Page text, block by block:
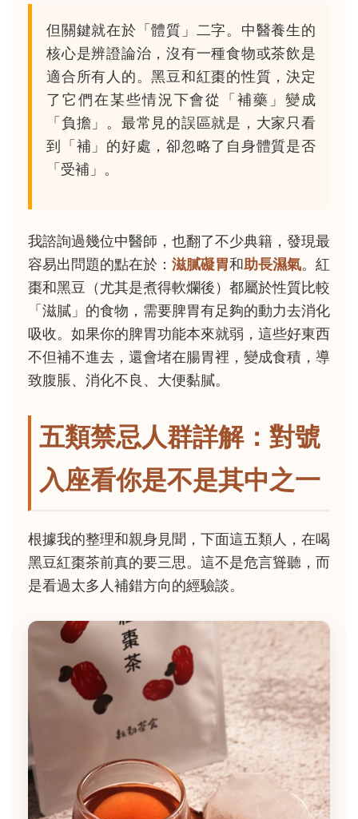
但關鍵就在於「體質」二字。中醫養生的
核心是辨證論治，沒有一種食物或茶飲是
適合所有人的。黑豆和紅棗的性質，決定
了它們在某些情況下會從「補藥」變成
「負擔」。最常見的誤區就是，大家只看
到「補」的好處，卻忽略了自身體質是否
「受補」。
我諮詢過幾位中醫師，也翻了不少典籍，發現最
容易出問題的點在於： 滋膩礙胃和助長濕氣。紅
棗和黑豆（尤其是煮得軟爛後）都屬於性質比較
「滋膩」的食物，需要脾胃有足夠的動力去消化
吸收。如果你的脾胃功能本來就弱，這些好東西
不但補不進去，還會堵在腸胃裡，變成食積，導
致腹脹、消化不良、大便黏膩。
五類禁忌人群詳解：對號
入座看你是不是其中之一
根據我的整理和親身見聞，下面這五類人，在喝
黑豆紅棗茶前真的要三思。這不是危言聳聽，而
是看過太多人補錯方向的經驗談。